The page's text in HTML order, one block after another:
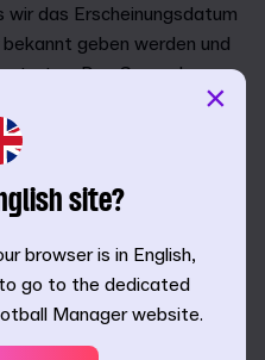
das Erscheinungsdatum
geben werden und
starten. Das Gameplay-
Ankündigung von
Der Gameplay-
Unser geplantes
Termin Anfang
für das gesamte Team eine
site?
browser is in English,
go to the dedicated
Manager website.
×